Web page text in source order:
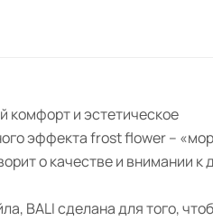
комфорт и эстетическое
эффекта frost flower –
о качестве и внимании к
BALI сделана для того,